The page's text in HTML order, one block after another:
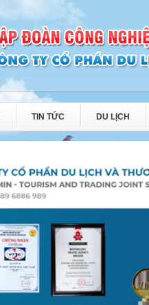
TIN TỨC DU LỊCH